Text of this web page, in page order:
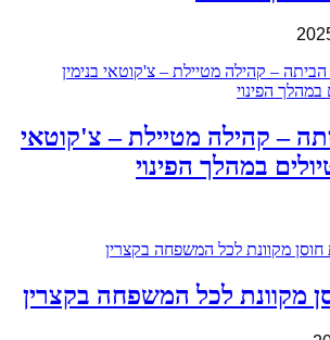
– קהילה מטיילת – צ'קוטאי
מקוונת לכל המשפחה בקצרין